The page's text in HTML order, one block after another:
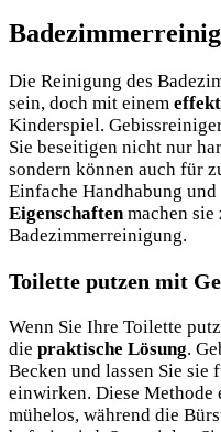
Die Reinigung des
sein, doch mit einem
Kinderspiel.
Sie beseitigen nicht nur
sondern können auch für
Einfache Handhabung und
Eigenschaftenmachen sie
Badezimmerreinigung.
Toilette putzen mit
Wenn Sie Ihre Toilette
die praktische Lösung.
Becken und lassen Sie sie
einwirken. Diese Methode
mühelos, während die